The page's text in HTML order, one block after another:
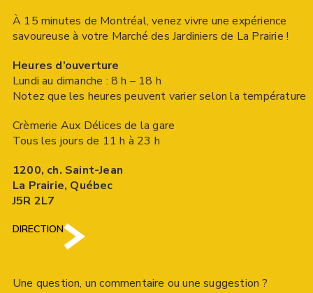
À 15 minutes de Montréal, venez vivre une expérience
savoureuse à votre Marché des Jardiniers de La Prairie !
Heures d’ouverture
Lundi au dimanche : 8 h – 18 h
Notez que les heures peuvent varier selon la température
Crèmerie Aux Délices de la gare
Tous les jours de 11 h à 23 h
1200, ch. Saint-Jean
La Prairie, Québec
J5R 2L7
DIRECTION
Une question, un commentaire ou une suggestion ?